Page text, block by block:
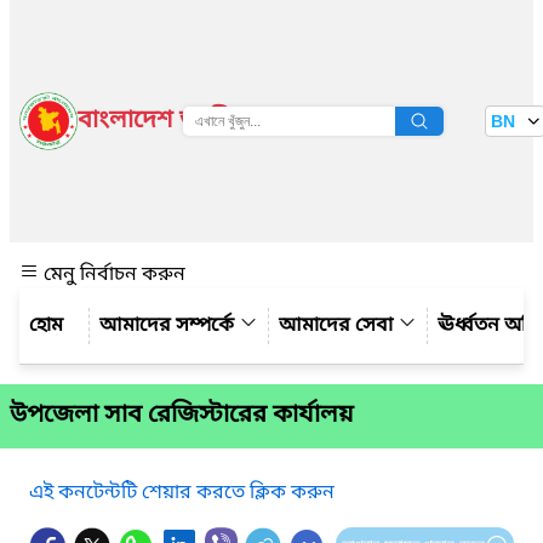
বাংলাদেশ জাতীয় তথ্য বাতায়ন BN
মেনু নির্বাচন করুন
আমাদের সম্পর্কে
আমাদের সেবা ঊর্ধ্বতন
উপজেলা সাব রেজিস্টারের কার্যালয়
এই কনটেন্টটি শেয়ার করতে ক্লিক করুন